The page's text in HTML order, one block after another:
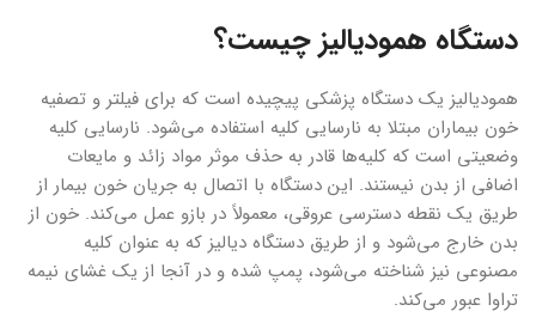
دستگاه همودیالیز چیست؟
همودیالیز یک دستگاه پزشکی پیچیده است که برای فیلتر و تصفیه
خون بیماران مبتلا به نارسایی کلیه استفاده می‌شود. نارسایی کلیه
وضعیتی است که کلیه‌ها قادر به حذف موثر مواد زائد و مایعات
اضافی از بدن نیستند. این دستگاه با اتصال به جریان خون بیمار از
طریق یک نقطه دسترسی عروقی، معمولاً در بازو عمل می‌کند. خون از
بدن خارج می‌شود و از طریق دستگاه دیالیز که به عنوان کلیه
مصنوعی نیز شناخته می‌شود، پمپ شده و در آنجا از یک غشای نیمه
تراوا عبور می‌کند.